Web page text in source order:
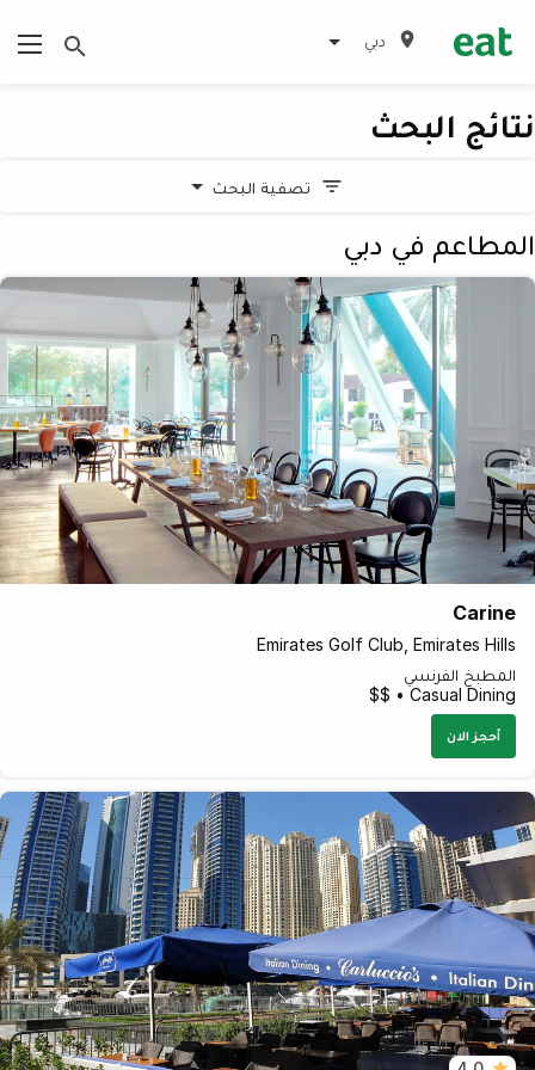
دبي
نتائج البحث
تصفية البحث
المطاعم في دبي
Carine
Emirates Golf Club, Emirates Hills
المطبخ الفرنسي
Casual Dining • $$
أحجز الان